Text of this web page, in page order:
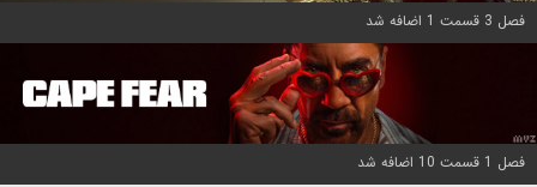
فصل 3 قسمت 1 اضافه شد
فصل 1 قسمت 10 اضافه شد